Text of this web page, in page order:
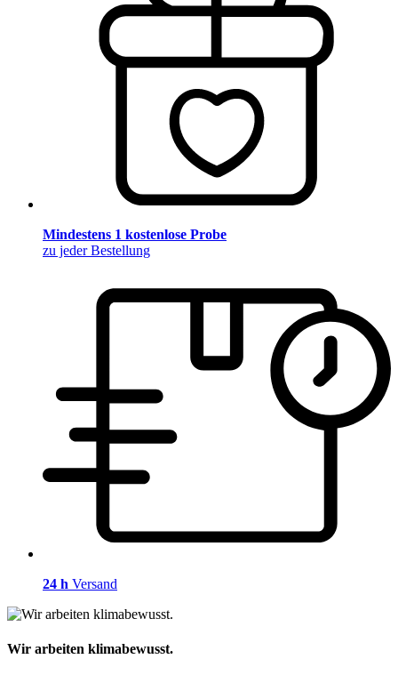
Mindestens 1 kostenlose Probe
zu jeder Bestellung
24 h Versand
Wir arbeiten klimabewusst.